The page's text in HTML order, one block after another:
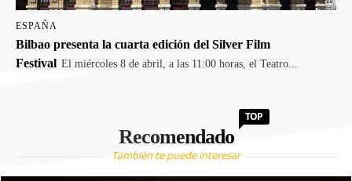
ESPAÑA
Bilbao presenta la cuarta edición del Silver Film
Festival El miércoles 8 de abril, a las 11:00 horas, el Teatro...
Recomendado
TOP
También te puede interesar